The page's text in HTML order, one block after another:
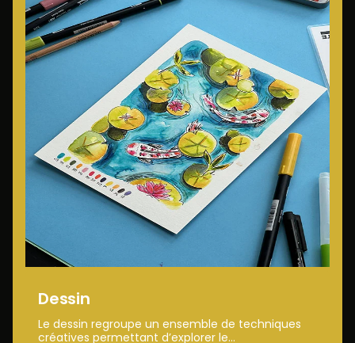
Dessin
Le dessin regroupe un ensemble de techniques
créatives permettant d’explorer le...